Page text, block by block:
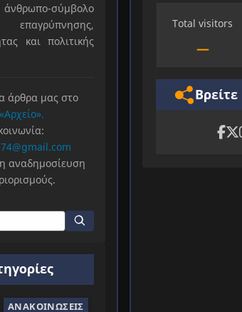
σύμβολο
επαγρύπνησης,
και πολιτικής
άρθρα μας στο
«Αρχείο».
αναδημοσίευση
ΑΝΑΚΟΙΝΏΣΕΙΣ
Total visitors
—